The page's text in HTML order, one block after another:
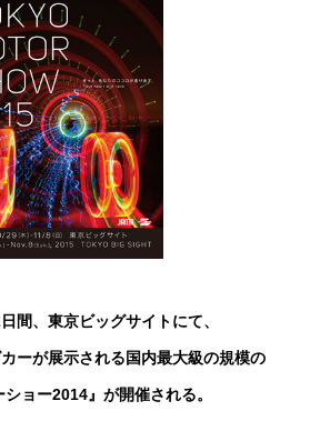
装
艶出し・磨き
間、東京ビッグサイトにて、
ーが展示される国内最大級の規模の
ョー2014』 が開催される。